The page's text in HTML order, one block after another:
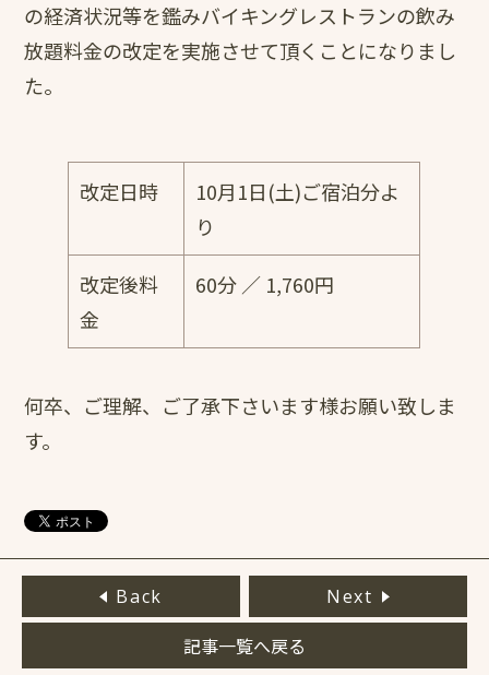
の経済状況等を鑑みバイキングレストランの飲み
放題料金の改定を実施させて頂くことになりまし
た。
改定日時
10月1日(土)ご宿泊分よ
り
改定後料
金
60分 ／ 1,760円
何卒、ご理解、ご了承下さいます様お願い致しま
す。
Back Next
記事一覧へ戻る